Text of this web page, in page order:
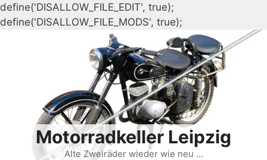
define('DISALLOW_FILE_EDIT', true);
define('DISALLOW_FILE_MODS', true);
Inhalt
springen
Motorradkeller Leipzig
Alte Zweiräder wieder wie neu …